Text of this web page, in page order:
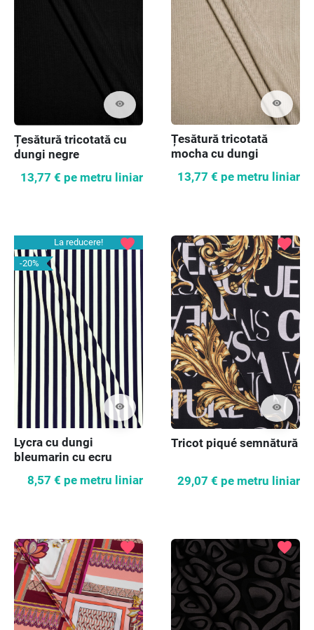
visibility
Țesătură tricotată cu
dungi negre
13,77 € pe metru liniar
visibility
Țesătură tricotată
mocha cu dungi
13,77 € pe metru liniar
La reducere!
-20%
visibility
favorite
Lycra cu dungi
bleumarin cu ecru
8,57 € pe metru liniar
visibility
favorite
Tricot piqué semnătură
29,07 € pe metru liniar
favorite favorite